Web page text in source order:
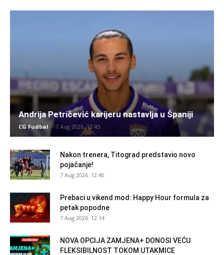
Andrija Petričević karijeru nastavlja u Španiji
CG Fudbal - 7 Aug 2026. 12:45
Nakon trenera, Titograd predstavio novo
pojačanje!
7 Aug 2026. 12:40
Prebaci u vikend mod: Happy Hour formula za
petak popodne
7 Aug 2026. 12:14
NOVA OPCIJA ZAMJENA+ DONOSI VEĆU
FLEKSIBILNOST TOKOM UTAKMICE